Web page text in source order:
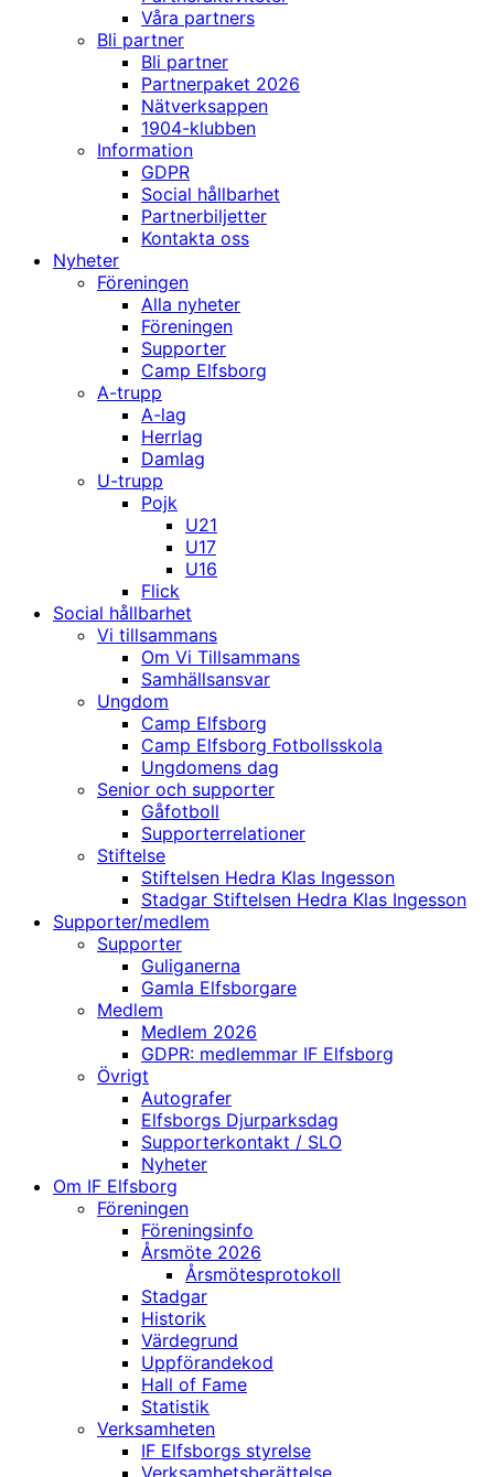
Våra partners
Bli partner
Bli partner
Partnerpaket 2026
Nätverksappen
1904-klubben
Information
GDPR
Social hållbarhet
Partnerbiljetter
Kontakta oss
Nyheter
Föreningen
Alla nyheter
Föreningen
Supporter
Camp Elfsborg
A-trupp
A-lag
Herrlag
Damlag
U-trupp
Pojk
U21
U17
U16
Flick
Social hållbarhet
Vi tillsammans
Om Vi Tillsammans
Samhällsansvar
Ungdom
Camp Elfsborg
Camp Elfsborg Fotbollsskola
Ungdomens dag
Senior och supporter
Gåfotboll
Supporterrelationer
Stiftelse
Stiftelsen Hedra Klas Ingesson
Stadgar Stiftelsen Hedra Klas Ingesson
Supporter/medlem
Supporter
Guliganerna
Gamla Elfsborgare
Medlem
Medlem 2026
GDPR: medlemmar IF Elfsborg
Övrigt
Autografer
Elfsborgs Djurparksdag
Supporterkontakt / SLO
Nyheter
Om IF Elfsborg
Föreningen
Föreningsinfo
Årsmöte 2026
Årsmötesprotokoll
Stadgar
Historik
Värdegrund
Uppförandekod
Hall of Fame
Statistik
Verksamheten
IF Elfsborgs styrelse